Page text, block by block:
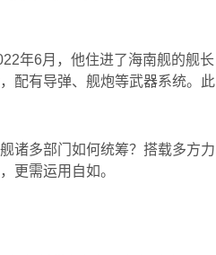
年6月，他住进了海南舰的舰长
配有导弹、舰炮等武器系统。此
诸多部门如何统筹？搭载多方力
更需运用自如。